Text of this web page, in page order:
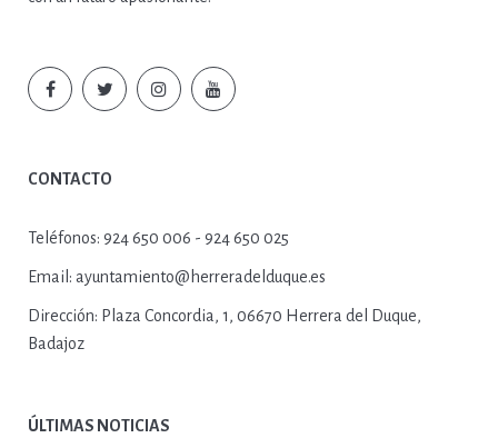
CONTACTO
Teléfonos: 924 650 006 - 924 650 025
Email: ayuntamiento@herreradelduque.es
Dirección: Plaza Concordia, 1, 06670 Herrera del Duque,
Badajoz
ÚLTIMAS NOTICIAS